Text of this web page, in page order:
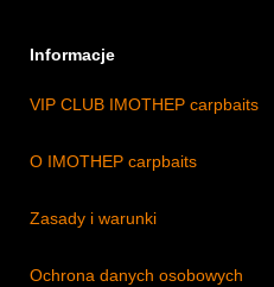
Informacje
VIP CLUB IMOTHEP carpbaits
O IMOTHEP carpbaits
Zasady i warunki
Ochrona danych osobowych